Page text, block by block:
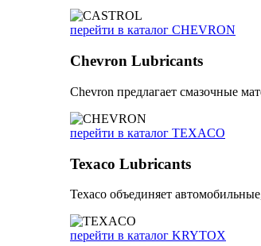
перейти в каталог CHEVRON
Chevron Lubricants
Chevron предлагает смазочные
перейти в каталог TEXACO
Texaco Lubricants
Texaco объединяет
перейти в каталог KRYTOX